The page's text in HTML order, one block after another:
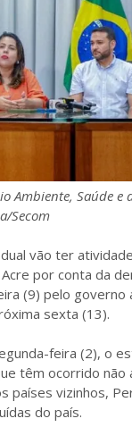
Ambiente, Saúde
Secom
vão ter
por conta da
(9) pelo
sexta (13).
feira (2), o
têm ocorrido
países vizinhos,
do país.